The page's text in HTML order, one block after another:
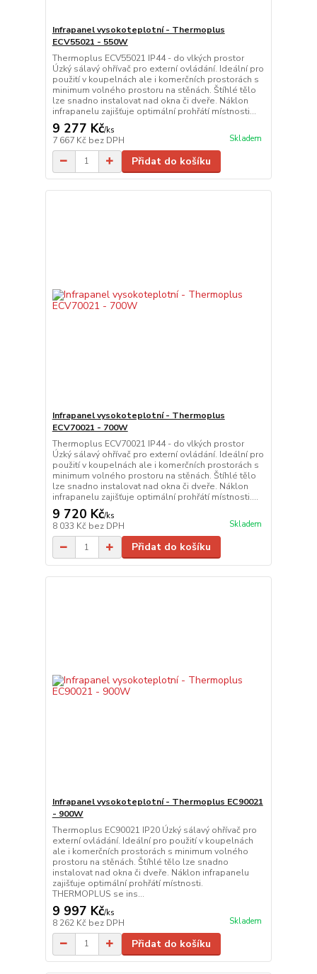
Infrapanel vysokoteplotní - Thermoplus
ECV55021 - 550W
Thermoplus ECV55021 IP44 - do vlkých prostor
Úzký sálavý ohřívač pro externí ovládání. Ideální pro
použití v koupelnách ale i komerčních prostorách s
minimum volného prostoru na stěnách. Štíhlé tělo
lze snadno instalovat nad okna či dveře. Náklon
infrapanelu zajišťuje optimální prohřátí místnosti...
9 277 Kč/ks
7 667 Kč bez DPH Skladem
Přidat do košíku
Infrapanel vysokoteplotní - Thermoplus
ECV70021 - 700W
Thermoplus ECV70021 IP44 - do vlkých prostor
Úzký sálavý ohřívač pro externí ovládání. Ideální pro
použití v koupelnách ale i komerčních prostorách s
minimum volného prostoru na stěnách. Štíhlé tělo
lze snadno instalovat nad okna či dveře. Náklon
infrapanelu zajišťuje optimální prohřátí místnosti....
9 720 Kč/ks
8 033 Kč bez DPH Skladem
Přidat do košíku
Infrapanel vysokoteplotní - Thermoplus EC90021
- 900W
Thermoplus EC90021 IP20 Úzký sálavý ohřívač pro
externí ovládání. Ideální pro použití v koupelnách
ale i komerčních prostorách s minimum volného
prostoru na stěnách. Štíhlé tělo lze snadno
instalovat nad okna či dveře. Náklon infrapanelu
zajišťuje optimální prohřátí místnosti.
THERMOPLUS se ins...
9 997 Kč/ks
8 262 Kč bez DPH Skladem
Přidat do košíku